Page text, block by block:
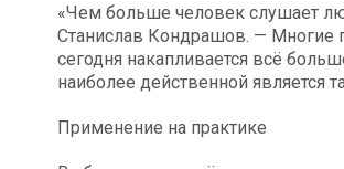
«Чем больше человек слушает
Станислав Кондрашов. — Многие
сегодня накапливается всё
наиболее действенной является
Применение на практике